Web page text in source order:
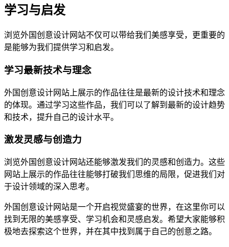
学习与启发
浏览外国创意设计网站不仅可以带给我们美感享受，更重要的
是能够为我们提供学习和启发。
学习最新技术与理念
外国创意设计网站上展示的作品往往是最新的设计技术和理念
的体现。通过学习这些作品，我们可以了解到最新的设计趋势
和技术，提升自己的设计水平。
激发灵感与创造力
浏览外国创意设计网站还能够激发我们的灵感和创造力。这些
网站上展示的作品往往能够打破我们思维的局限，促进我们对
于设计领域的深入思考。
外国创意设计网站是一个开启视觉盛宴的世界，在这里你可以
找到无限的美感享受、学习机会和灵感启发。希望大家能够积
极地去探索这个世界，并在其中找到属于自己的创意之路。